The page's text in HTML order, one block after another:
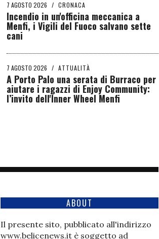
7 AGOSTO 2026 / CRONACA
Incendio in un'officina meccanica a
Menfi, i Vigili del Fuoco salvano sette
cani
7 AGOSTO 2026 / ATTUALITÀ
A Porto Palo una serata di Burraco per
aiutare i ragazzi di Enjoy Community:
l’invito dell'Inner Wheel Menfi
ABOUT
Il presente sito, pubblicato all'indirizzo
www.belicenews.it è soggetto ad